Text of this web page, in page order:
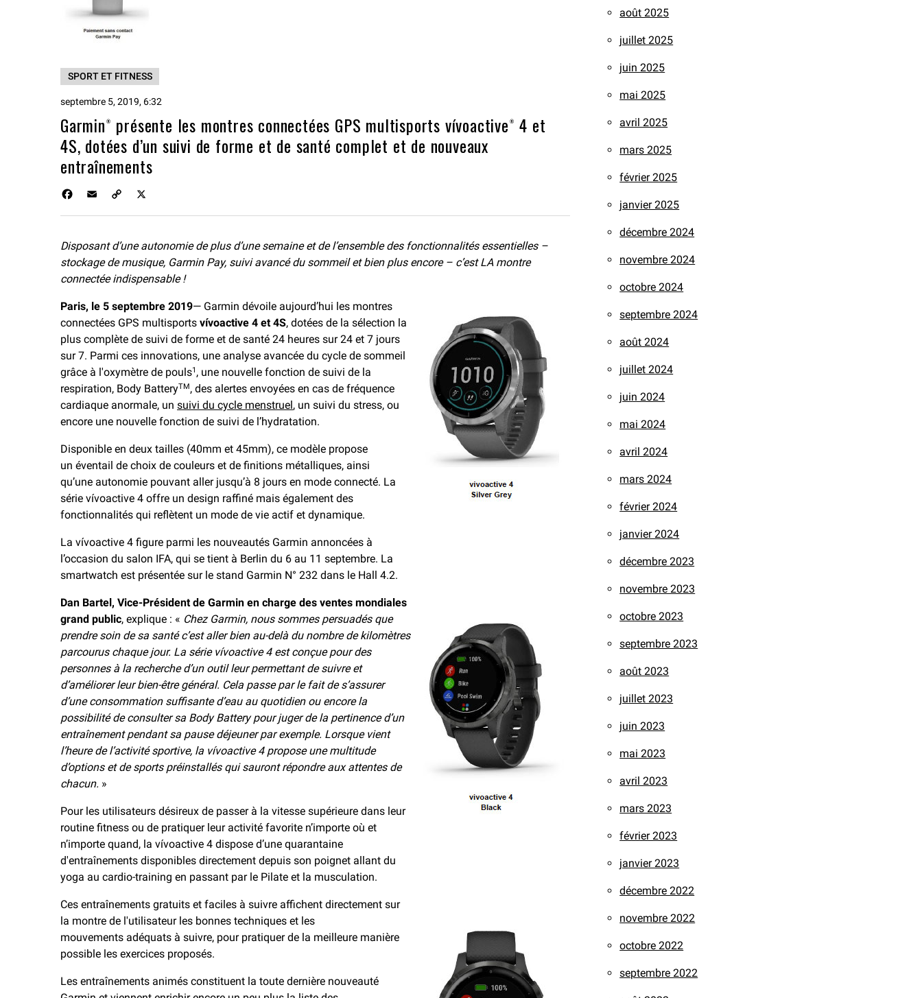
SPORT ET FITNESS
septembre 5, 2019, 6:32
Garmin® présente les montres connectées GPS multisports vívoactive® 4 et
4S, dotées d’un suivi de forme et de santé complet et de nouveaux
entraînements
b
o
o
l
L
i
n
Disposant d’une autonomie de plus d’une semaine et de l’ensemble des fonctionnalités essentielles –
stockage de musique, Garmin Pay, suivi avancé du sommeil et bien plus encore – c’est LA montre
connectée indispensable !
Paris, le 5 septembre 2019— Garmin dévoile aujourd’hui les montres
connectées GPS multisports vívoactive 4 et 4S, dotées de la sélection la
plus complète de suivi de forme et de santé 24 heures sur 24 et 7 jours
sur 7. Parmi ces innovations, une analyse avancée du cycle de sommeil
grâce à l'oxymètre de pouls1 , une nouvelle fonction de suivi de la
respiration, Body BatteryTM, des alertes envoyées en cas de fréquence
cardiaque anormale, un suivi du cycle menstruel, un suivi du stress, ou
encore une nouvelle fonction de suivi de l’hydratation.
Disponible en deux tailles (40mm et 45mm), ce modèle propose
un éventail de choix de couleurs et de finitions métalliques, ainsi
qu’une autonomie pouvant aller jusqu’à 8 jours en mode connecté. La
série vívoactive 4 offre un design raffiné mais également des
fonctionnalités qui reflètent un mode de vie actif et dynamique.
La vívoactive 4 figure parmi les nouveautés Garmin annoncées à
l’occasion du salon IFA, qui se tient à Berlin du 6 au 11 septembre. La
smartwatch est présentée sur le stand Garmin N° 232 dans le Hall 4.2.
Dan Bartel, Vice-Président de Garmin en charge des ventes mondiales
grand public, explique : « Chez Garmin, nous sommes persuadés que
prendre soin de sa santé c’est aller bien au-delà du nombre de kilomètres
parcourus chaque jour. La série vívoactive 4 est conçue pour des
personnes à la recherche d’un outil leur permettant de suivre et
d’améliorer leur bien-être général. Cela passe par le fait de s’assurer
d’une consommation suffisante d’eau au quotidien ou encore la
possibilité de consulter sa Body Battery pour juger de la pertinence d’un
entraînement pendant sa pause déjeuner par exemple. Lorsque vient
l’heure de l’activité sportive, la vívoactive 4 propose une multitude
d’options et de sports préinstallés qui sauront répondre aux attentes de
chacun. »
Pour les utilisateurs désireux de passer à la vitesse supérieure dans leur
routine fitness ou de pratiquer leur activité favorite n’importe où et
n’importe quand, la vívoactive 4 dispose d’une quarantaine
d'entraînements disponibles directement depuis son poignet allant du
yoga au cardio-training en passant par le Pilate et la musculation.
Ces entraînements gratuits et faciles à suivre affichent directement sur
la montre de l'utilisateur les bonnes techniques et les
mouvements adéquats à suivre, pour pratiquer de la meilleure manière
possible les exercices proposés.
Les entraînements animés constituent la toute dernière nouveauté
août 2025
juillet 2025
juin 2025
mai 2025
avril 2025
mars 2025
février 2025
janvier 2025
décembre 2024
novembre 2024
octobre 2024
septembre 2024
août 2024
juillet 2024
juin 2024
mai 2024
avril 2024
mars 2024
février 2024
janvier 2024
décembre 2023
novembre 2023
octobre 2023
septembre 2023
août 2023
juillet 2023
juin 2023
mai 2023
avril 2023
mars 2023
février 2023
janvier 2023
décembre 2022
novembre 2022
octobre 2022
septembre 2022